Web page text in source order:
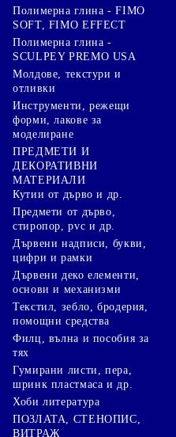
Полимерна глина - FIMO
SOFT, FIMO EFFECT
Полимерна глина -
SCULPEY PREMO USA
Молдове, текстури и
отливки
Инструменти, режещи
форми, лакове за
моделиране
ПРЕДМЕТИ И
ДЕКОРАТИВНИ
МАТЕРИАЛИ
Кутии от дърво и др.
Предмети от дърво,
стиропор, pvc и др.
Дървени надписи, букви,
цифри и рамки
Дървени деко елементи,
основи и механизми
Текстил, зебло, бродерия,
помощни средства
Филц, вълна и пособия за
тях
Гумирани листи, пера,
шринк пластмаса и др.
Хоби литература
ПОЗЛАТА, СТЕНОПИС,
ВИТРАЖ